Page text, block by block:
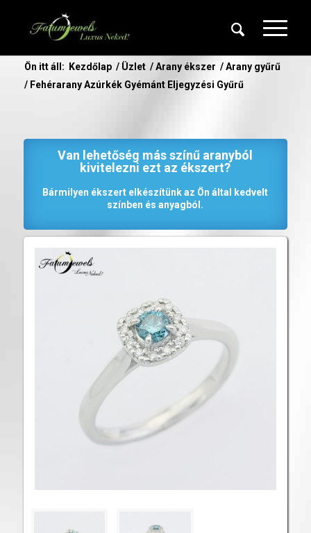
Ön itt áll: Kezdőlap / Üzlet / Arany ékszer / Arany gyűrű
/ Fehérarany Azúrkék Gyémánt Eljegyzési Gyűrű
Van lehetőség más színű aranyból
kivitelezni ezt az ékszert?
Bármilyen ékszert elkészítünk az Ön által kedvelt
színben és anyagból.